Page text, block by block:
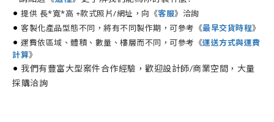
• 提供 長*寬*高 +款式照片/網址，向《客服》洽詢
• 客製化產品型態不同，將有不同製作期，可參考《最早交貨時程》
• 運費依區域、體積、數量、樓層而不同，可參考《運送方式與運費
計算》
• 我們有豐富大型案件合作經驗，歡迎設計師/商業空間，大量
採購洽詢